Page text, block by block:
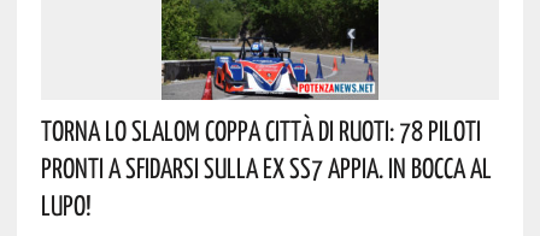
Torna Lo Slalom Coppa Città Di Ruoti: 78 Piloti
Pronti A Sfidarsi Sulla Ex SS7 Appia. In Bocca Al
Lupo!